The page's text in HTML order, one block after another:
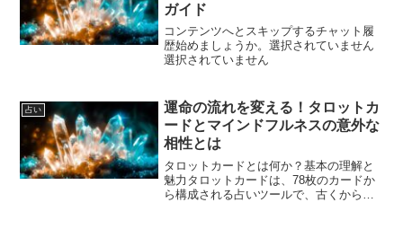
ガイド
コンテンツへとスキップするチャット履
歴始めましょうか。選択されていません
選択されていません
占い
運命の流れを変える！タロットカ
ードとマインドフルネスの意外な
相性とは
タロットカードとは何か？基本の理解と
魅力タロットカードは、78枚のカードか
ら構成される占いツールで、古くから未